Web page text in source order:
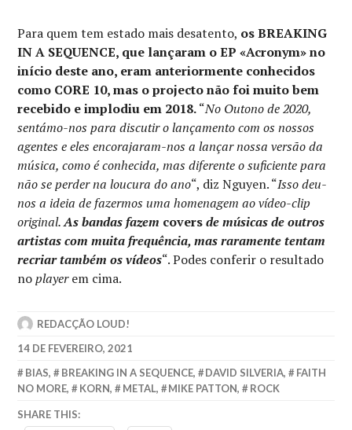
Para quem tem estado mais desatento, os BREAKING
IN A SEQUENCE, que lançaram o EP «Acronym» no
início deste ano, eram anteriormente conhecidos
como CORE 10, mas o projecto não foi muito bem
recebido e implodiu em 2018.“No Outono de 2020,
sentámo-nos para discutir o lançamento com os nossos
agentes e eles encorajaram-nos a lançar nossa versão da
música, como é conhecida, mas diferente o suficiente para
não se perder na loucura do ano“, diz Nguyen. “Isso deu-
nos a ideia de fazermos uma homenagem ao vídeo-clip
original.As bandas fazem coversde músicas de outros
artistas com muita frequência, mas raramente tentam
recriar também os vídeos“. Podes conferir o resultado
noplayerem cima.
REDACÇÃO LOUD!
14 DE FEVEREIRO, 2021
BIAS, BREAKING IN A SEQUENCE, DAVID SILVERIA,
FAITH
NO MORE, KORN, METAL, MIKE PATTON, ROCK
SHARE THIS: